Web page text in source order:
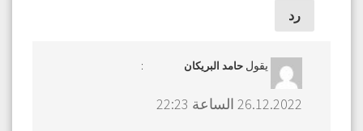
رد
يقول حامد البريكان :
26.12.2022 الساعة 22:23